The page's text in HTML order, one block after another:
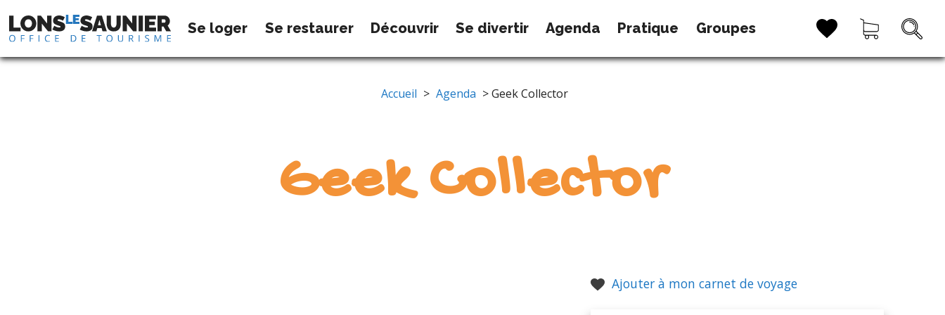
Se loger Se restaurer Découvrir Se divertir Agenda Pratique Groupes
Accueil > Agenda > Geek Collector
Geek Collector
Ajouter à mon carnet de voyage